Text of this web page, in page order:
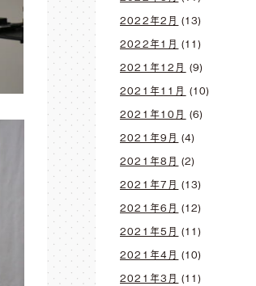
2022年2月 (13)
2022年1月 (11)
2021年12月 (9)
2021年11月 (10)
2021年10月 (6)
2021年9月 (4)
2021年8月 (2)
2021年7月 (13)
2021年6月 (12)
2021年5月 (11)
2021年4月 (10)
2021年3月 (11)